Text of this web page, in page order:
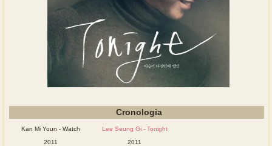
Cronologia
Kan Mi Youn - Watch
2011
Lee Seung Gi - Tonight
2011